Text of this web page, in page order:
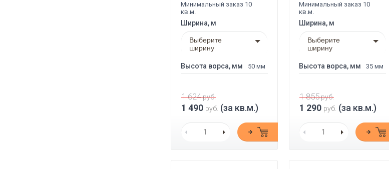
Минимальный заказ 10
кв.м.
Ширина, м
Выберите
ширину
Высота ворса, мм 50 мм
1 624руб.
1 490 руб. (за кв.м.)
Минимальный заказ 10
кв.м.
Ширина, м
Выберите
ширину
Высота ворса, мм 35 мм
1 855руб.
1 290 руб. (за кв.м.)